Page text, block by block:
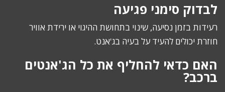
לבדוק סימני פגיעה
רעידות בזמן נסיעה, שינוי בתחושת ההיגוי או ירידת אוויר
חוזרת יכולים להעיד על בעיה בג'אנט.
האם כדאי להחליף את כל הג'אנטים
ברכב?